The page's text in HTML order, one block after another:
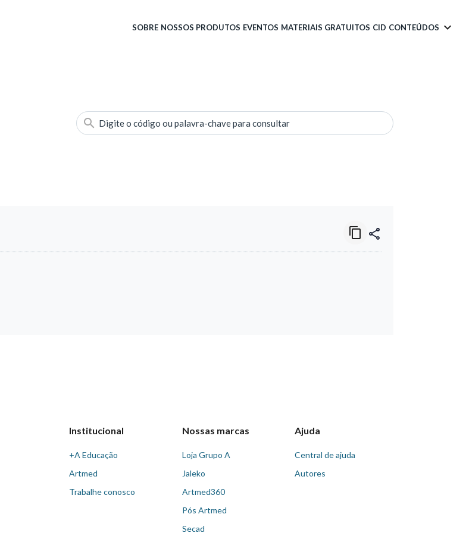
SOBRE NOSSOS PRODUTOS EVENTOS MATERIAIS GRATUITOS CID CONTEÚDOS
Digite o código ou palavra-chave para consultar
Institucional
+A Educação
Artmed
Trabalhe conosco
Nossas marcas
Loja Grupo A
Jaleko
Artmed360
Pós Artmed
Secad
Ajuda
Central de ajuda
Autores